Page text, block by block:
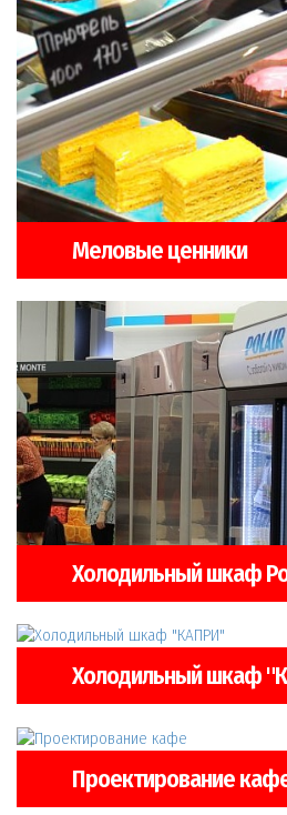
Меловые ценники
Холодильный шкаф
Холодильный шкаф
Проектирование